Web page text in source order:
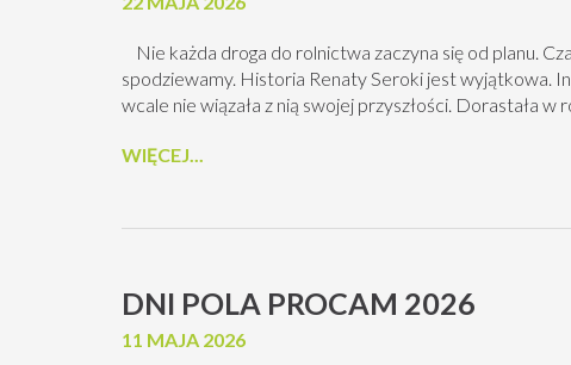
Nie każda droga do rolnictwa zaczyna się od planu.
spodziewamy. Historia Renaty Seroki jest wyjątkowa.
wcale nie wiązała z nią swojej przyszłości. Dorastała
WIĘCEJ...
DNI POLA PROCAM 2026
11 MAJA 2026